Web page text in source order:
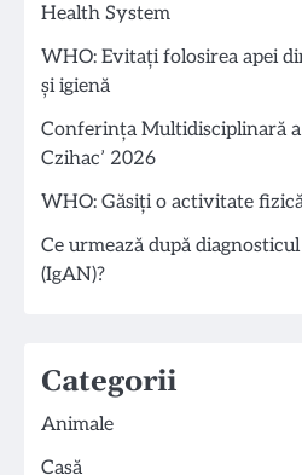
Health System
WHO: Evitați folosirea apei
și igienă
Conferința Multidisciplinară a
Czihac’ 2026
WHO: Găsiți o activitate
Ce urmează după
(IgAN)?
Categorii
Animale
Casă